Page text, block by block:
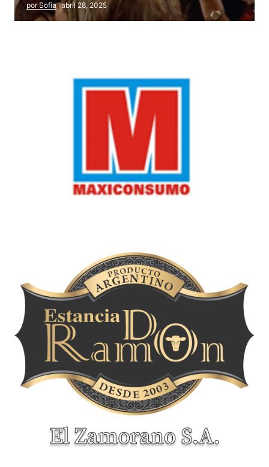
por Sofía abril 28, 2025